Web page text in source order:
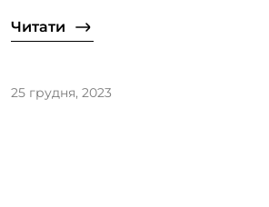
Читати
25 грудня, 2023